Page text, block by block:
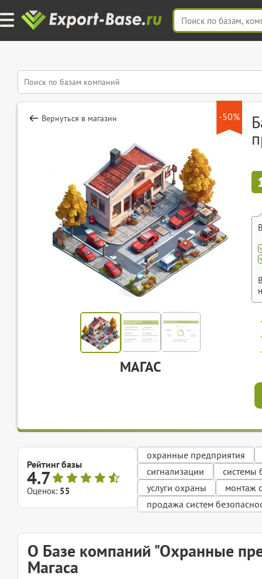
-50%
Вернуться в магазин
МАГАС
Рейтинг базы
4.7
Оценок: 55
охранные предприятия
сигнализации
системы
услуги охраны
монтаж
продажа систем
О Базе компаний "Охранные
Магаса